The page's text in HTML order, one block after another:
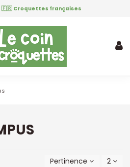
🇫🇷 Croquettes françaises
Pertinence 2